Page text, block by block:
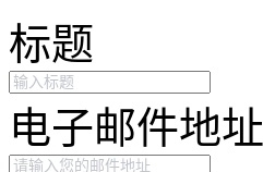
标题
电子邮件地址